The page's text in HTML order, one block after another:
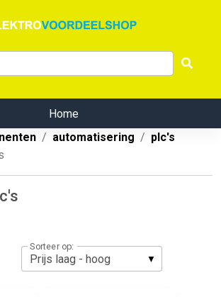
Home
automatisering
plc's
Sorteer op: